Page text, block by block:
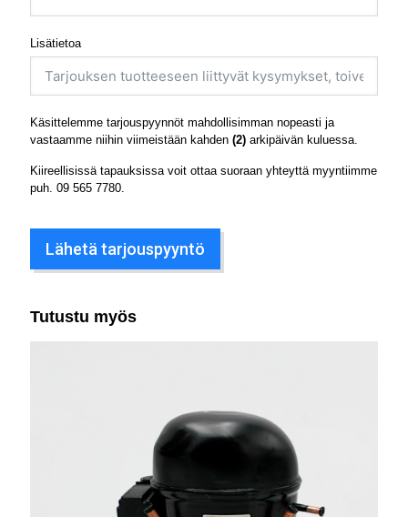
Lisätietoa
Käsittelemme tarjouspyynnöt mahdollisimman nopeasti ja
vastaamme niihin viimeistään kahden (2) arkipäivän kuluessa.
Kiireellisissä tapauksissa voit ottaa suoraan yhteyttä myyntiimme
puh. 09 565 7780
Lähetä tarjouspyyntö
Tutustu myös